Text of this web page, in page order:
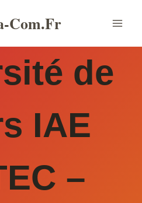
Com.fr
de
IAE
–